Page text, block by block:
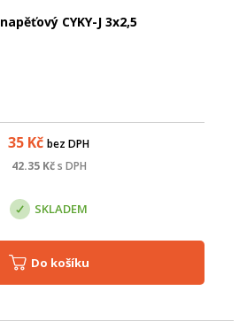
CYKY-J 3x2,5
35 Kč bez DPH
42.35Kč s DPH
SKLADEM
Do košíku